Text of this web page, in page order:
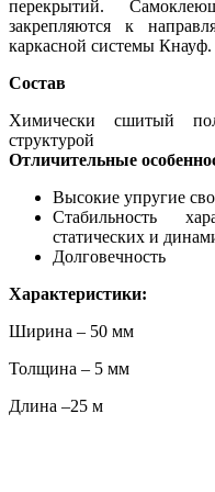
перекрытий.
закрепляются к
каркасной системы Кнауф.
Состав
Химически сшитый
структурой
Отличительные
Высокие упругие
Стабильность
статических и
Долговечность
Характеристики:
Ширина – 50 мм
Толщина – 5 мм
Длина –25 м